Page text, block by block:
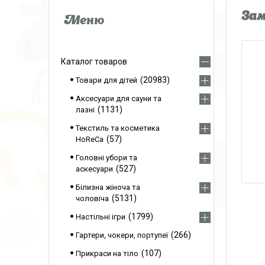
Каталог товаров
Товари для дітей 20983
Аксесуари для сауни та
лазні
1131
Текстиль та косметика
HoReCa
57
Головні убори та
аскесуари
527
Білизна жіноча та
чоловіча
5131
Настільні ігри 1799
Гартери, чокери, портупеї 266
Прикраси на тіло 107